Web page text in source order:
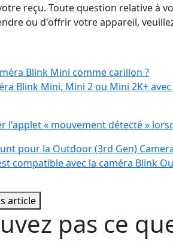
reçu. Toute question relative à
ou d'offrir votre appareil,
Blink Mini comme carillon ?
Blink Mini, Mini 2 ou Mini 2K+
l'applet « mouvement détecté »
pour la Outdoor (3rd Gen)
compatible avec la caméra Blink
article
pas ce